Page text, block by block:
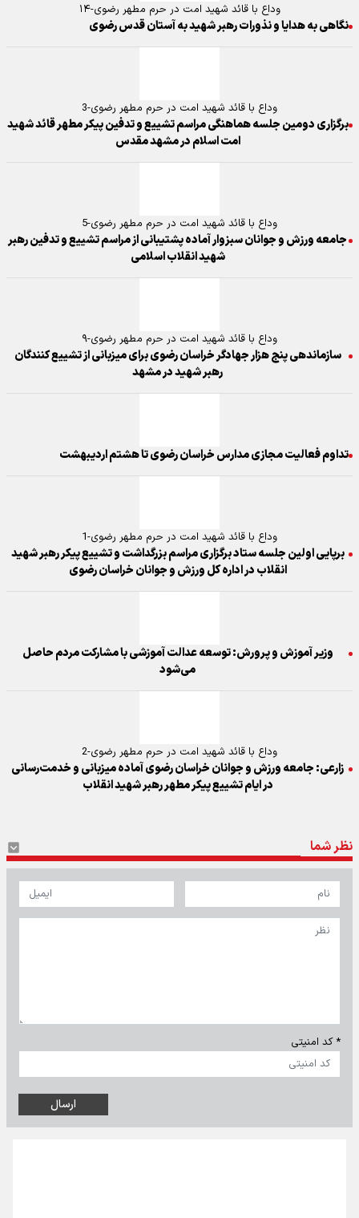
وداع با قائد شهید امت در حرم مطهر رضوی-۱۴
نگاهی به هدایا و نذورات رهبر شهید به آستان قدس رضوی
وداع با قائد شهید امت در حرم مطهر رضوی-3
برگزاری دومین جلسه هماهنگی مراسم تشییع و تدفین پیکر مطهر قائد شهید
امت اسلام در مشهد مقدس
وداع با قائد شهید امت در حرم مطهر رضوی-5
جامعه ورزش و جوانان سبزوار آماده پشتیبانی از مراسم تشییع و تدفین رهبر
شهید انقلاب اسلامی
وداع با قائد شهید امت در حرم مطهر رضوی-۹
سازماندهی پنج هزار جهادگر خراسان رضوی برای میزبانی از تشییع کنندگان
رهبر شهید در مشهد
تداوم فعالیت مجازی مدارس خراسان رضوی تا هشتم اردیبهشت
وداع با قائد شهید امت در حرم مطهر رضوی-1
برپایی اولین جلسه ستاد برگزاری مراسم بزرگداشت و تشییع پیکر رهبر شهید
انقلاب در اداره کل ورزش و جوانان خراسان رضوی
وزیر آموزش و پرورش: توسعه عدالت آموزشی با مشارکت مردم حاصل
می‌شود
وداع با قائد شهید امت در حرم مطهر رضوی-2
زارعی: جامعه ورزش و جوانان خراسان رضوی آماده میزبانی و خدمت‌رسانی
در ایام تشییع پیکر مطهر رهبر شهید انقلاب
نظر شما
* کد امنیتی